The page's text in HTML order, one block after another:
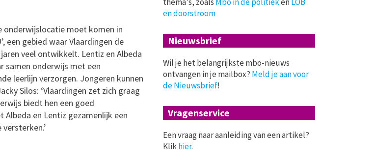
onderwijslocatie moet komen in
een gebied waar Vlaardingen de
veel ontwikkelt. Lentiz en Albeda
samen onderwijs met een
leerlijn verzorgen. Jongeren kunnen
Silos: ‘Vlaardingen zet zich graag
biedt hen een goed
en Lentiz gezamenlijk een
en doorstroom
Nieuwsbrief
Wil je het belangrijkste mbo-nieuws
ontvangen in je mailbox? Meld je aan voor
de Nieuwsbrief!
Vragenservice
Een vraag naar aanleiding van een artikel?
Klikhier.